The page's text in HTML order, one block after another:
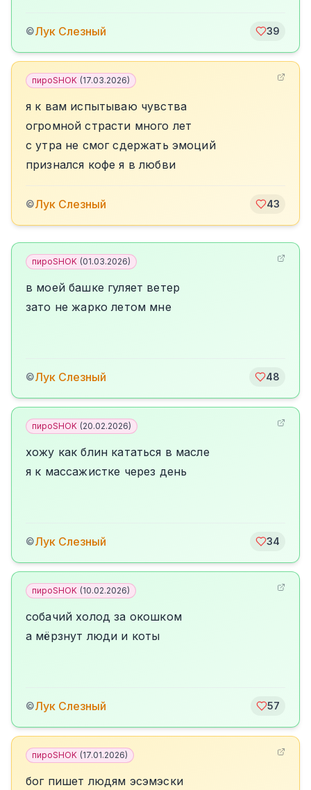
©Лук Слезный 39
пироSHOK (17.03.2026)
я к вам испытываю чувства
огромной страсти много лет
с утра не смог сдержать эмоций
признался кофе я в любви
©Лук Слезный 43
пироSHOK (01.03.2026)
в моей башке гуляет ветер
зато не жарко летом мне
©Лук Слезный 48
пироSHOK (20.02.2026)
хожу как блин кататься в масле
я к массажистке через день
©Лук Слезный 34
пироSHOK (10.02.2026)
собачий холод за окошком
а мёрзнут люди и коты
©Лук Слезный 57
пироSHOK (17.01.2026)
бог пишет людям эсэмэски